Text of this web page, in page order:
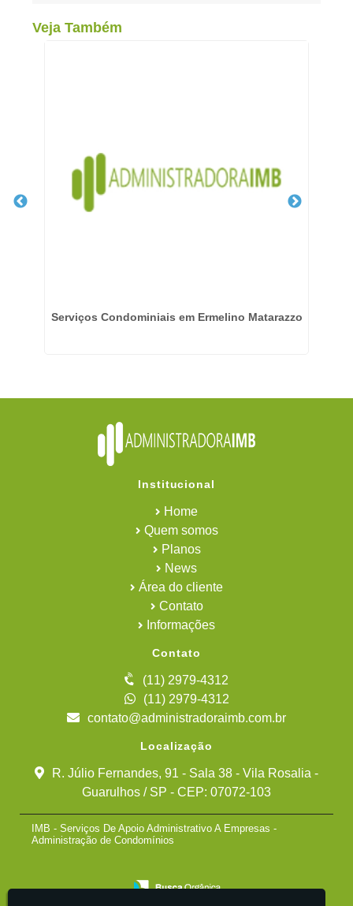
Veja Também
Serviços Condominiais em Ermelino Matarazzo
Institucional
Home
Quem somos
Planos
News
Área do cliente
Contato
Informações
Contato
(11) 2979-4312
(11) 2979-4312
contato@administradoraimb.com.br
Localização
R. Júlio Fernandes, 91 - Sala 38 - Vila Rosalia -
Guarulhos / SP - CEP: 07072-103
IMB - Serviços De Apoio Administrativo A Empresas -
Administração de Condomínios